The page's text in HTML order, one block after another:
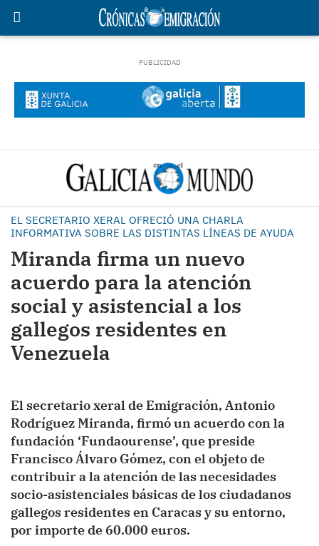
EL SECRETARIO XERAL OFRECIÓ UNA CHARLA
INFORMATIVA SOBRE LAS DISTINTAS LÍNEAS DE AYUDA
Miranda firma un nuevo
acuerdo para la atención
social y asistencial a los
gallegos residentes en
Venezuela
El secretario xeral de Emigración, Antonio
Rodríguez Miranda, firmó un acuerdo con la
fundación ‘Fundaourense’, que preside
Francisco Álvaro Gómez, con el objeto de
contribuir a la atención de las necesidades
socio-asistenciales básicas de los ciudadanos
gallegos residentes en Caracas y su entorno,
por importe de 60.000 euros.